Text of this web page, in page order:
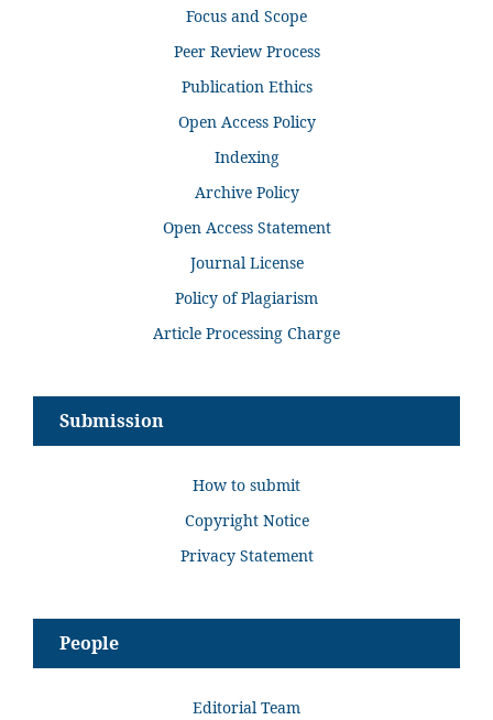
Focus and Scope
Peer Review Process
Publication Ethics
Open Access Policy
Indexing
Archive Policy
Open Access Statement
Journal License
Policy of Plagiarism
Article Processing Charge
Submission
How to submit
Copyright Notice
Privacy Statement
People
Editorial Team